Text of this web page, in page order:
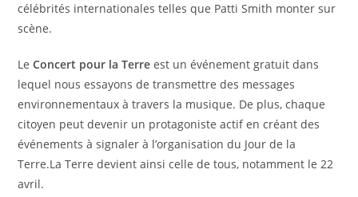
célébrités internationales telles que Patti Smith monter sur
scène.
LeConcert pour la Terre est un événement gratuit dans
lequel nous essayons de transmettre des messages
environnementaux à travers la musique. De plus, chaque
citoyen peut devenir un protagoniste actif en créant des
événements à signaler à l’organisation du Jour de la
Terre.La Terre devient ainsi celle de tous, notamment le 22
avril.